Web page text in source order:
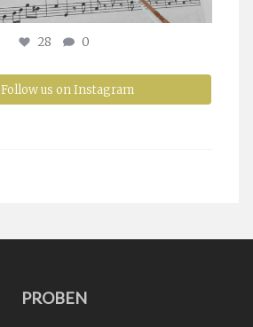
28 0
Follow us on Instagram
PROBEN